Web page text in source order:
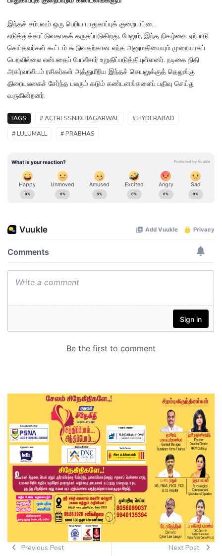
இந்தச் சம்பவம் ஒரு பெரிய பாதுகாப்புக் குறைபாட்டை
எடுத்துக்காட்டுவதாகக் கருதப்படுகிறது. மேலும், இந்த நிகழ்வை ஏற்பாடு
செய்தவர்கள் கூட்டம் கூடுவதற்கான எந்த அனுமதியையும் முறையாகப்
பெறவில்லை என்பதைப் போலீசார் உறுதிப்படுத்தியுள்ளனர். நடிகை நிதி
அகர்வாலிடம் ரசிகர்கள் அத்துமீறிய இந்தச் செயலுக்குத் தெலுங்கு
திரையுலகைச் சேர்ந்த பலரும் கடும் கண்டனங்களைப் பதிவு செய்து
வருகின்றனர்.
TAGS: # ACTRESSNIDHIAGARWAL
# HYDERABAD
# LULUMALL
# PRABHAS
Previous Post Next Post